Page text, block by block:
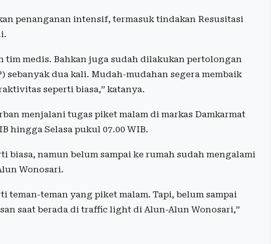
penanganan intensif, termasuk tindakan Resusitasi
tim medis. Bahkan juga sudah dilakukan pertolongan
sebanyak dua kali. Mudah-mudahan segera membaik
seperti biasa,” katanya.
menjalani tugas piket malam di markas Damkarmat
hingga Selasa pukul 07.00 WIB.
biasa, namun belum sampai ke rumah sudah mengalami
Wonosari.
teman-teman yang piket malam. Tapi, belum sampai
saat berada di traffic light di Alun-Alun Wonosari,”